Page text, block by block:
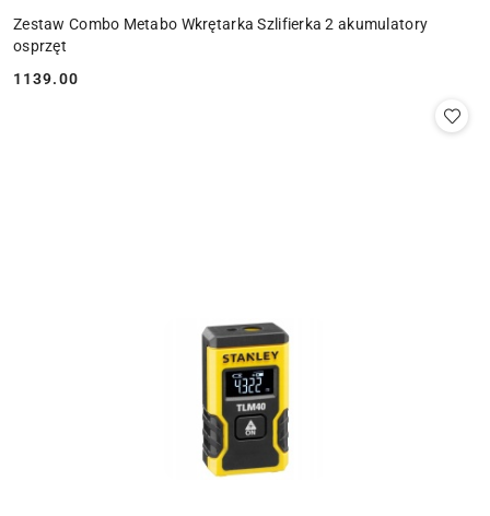
Zestaw Combo Metabo Wkrętarka Szlifierka 2 akumulatory
osprzęt
Cena:
1139.00